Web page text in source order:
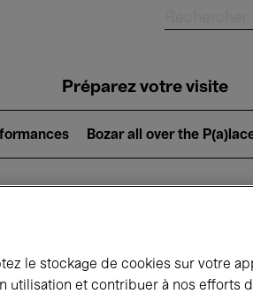
Préparez votre visite
Bozar all over the
à
le stockage de cookies sur votre
utilisation et contribuer à nos efforts